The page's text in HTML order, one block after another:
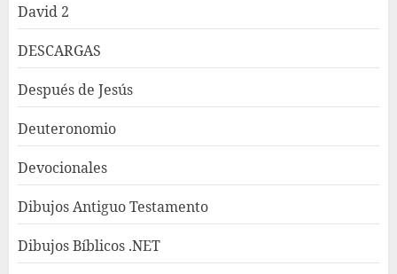
David 2
DESCARGAS
Después de Jesús
Deuteronomio
Devocionales
Dibujos Antiguo Testamento
Dibujos Bíblicos .NET